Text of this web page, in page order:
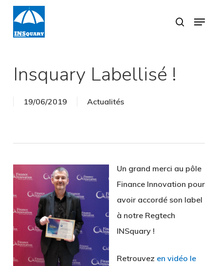
Skip
main
search
Menu
Insquary Labellisé !
19/06/2019 Actualités
Un grand merci au pôle
Finance Innovation pour
avoir accordé son label
à notre Regtech
INSquary !
Retrouvez en vidéo le